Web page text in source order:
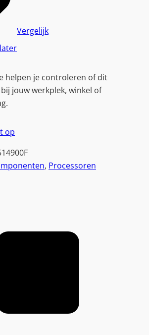
Vergelijk
helpen je controleren of dit
jouw werkplek, winkel of
op
, Processoren